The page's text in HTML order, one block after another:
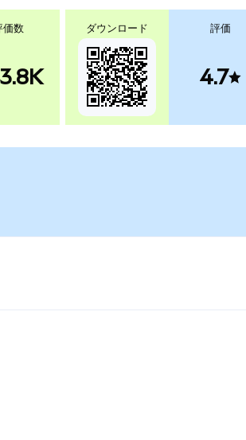
価数 ダウンロード 評価
4.7